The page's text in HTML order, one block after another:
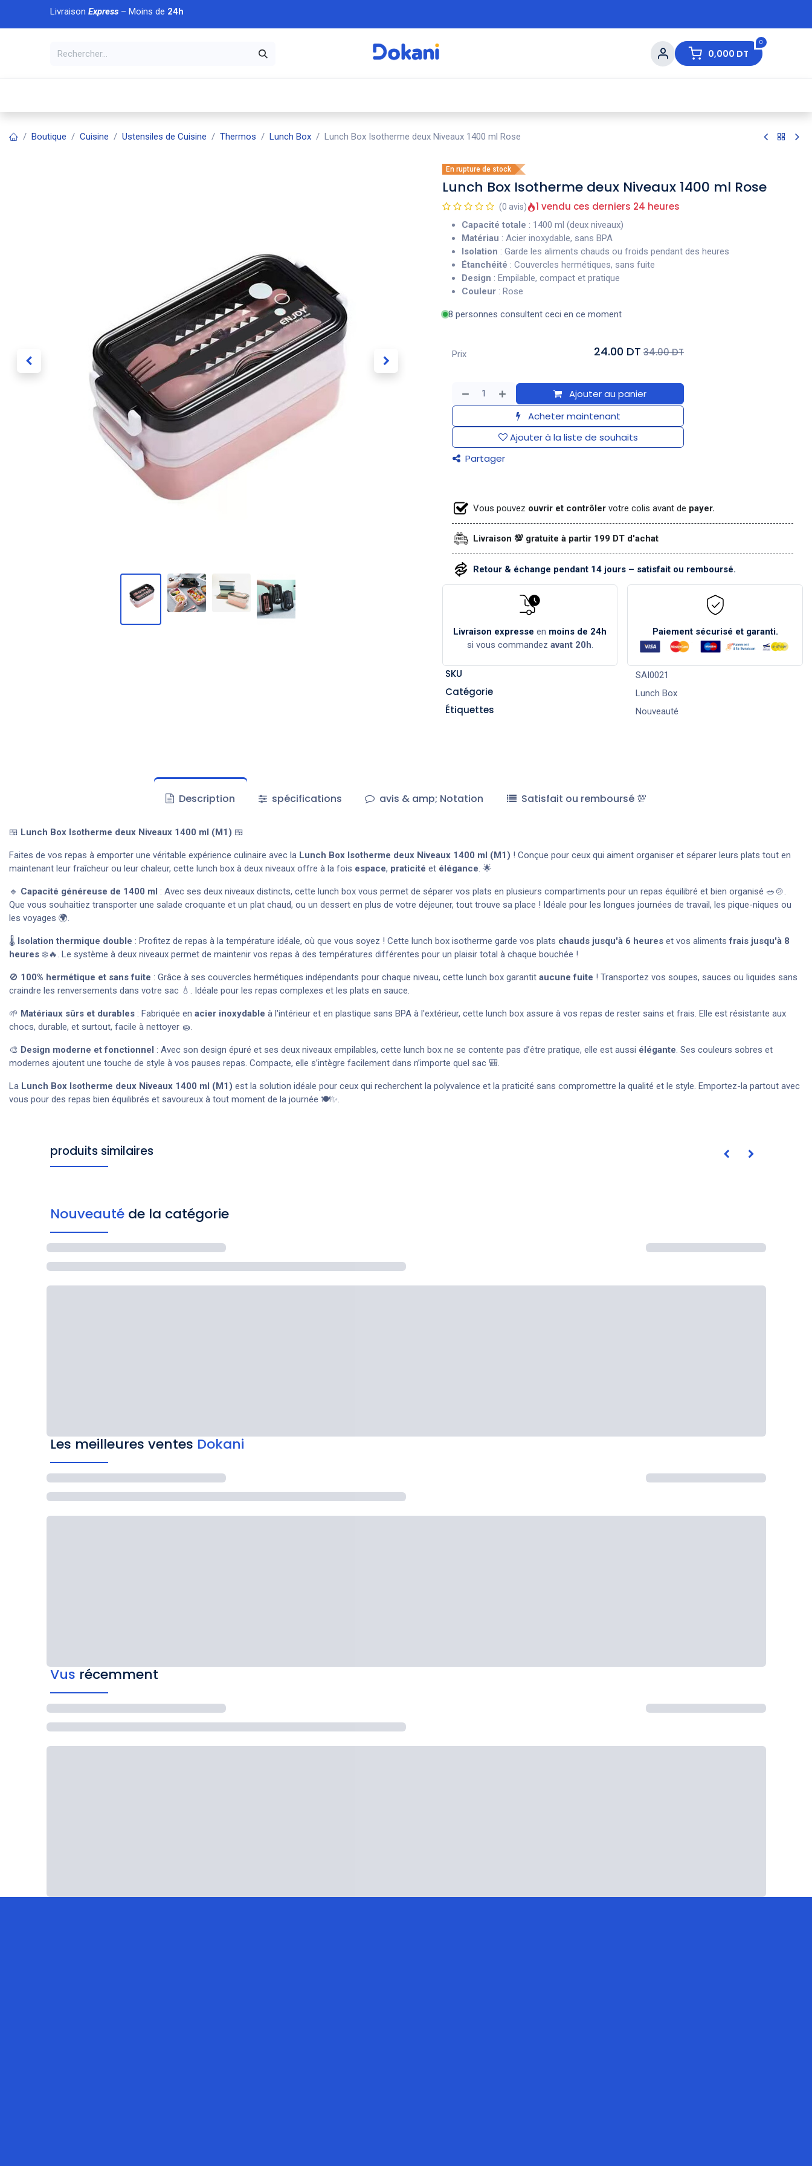
Se rendre au contenu
Livraison Express– Moins de 24h
0
0,000 DT
À DÉCOUVRIR
Boutique Cuisine Ustensiles de Cuisine Thermos Lunch Box Lunch Box Isotherme deux Niveaux 1400 ml Rose
En rupture de stock
Lunch Box Isotherme deux Niveaux 1400 ml Rose
(0 avis) 1 vendu ces derniers 24 heures
Capacité totale : 1400 ml (deux niveaux)
Matériau : Acier inoxydable, sans BPA
Isolation : Garde les aliments chauds ou froids pendant des heures
Étanchéité : Couvercles hermétiques, sans fuite
Design : Empilable, compact et pratique
Couleur : Rose
8 personnes consultent ceci en ce moment
Ajouter au panier
Acheter maintenant
Ajouter à la liste de souhaits
Partager
Prix 24.00 DT 34.00 DT
Vous pouvez ouvrir et contrôler votre colis avant de payer.
Livraison 💯 gratuite à partir 199 DT d'achat
Retour & échange pendant 14 jours – satisfait ou remboursé.
Livraison expresse en moins de 24h
si vous commandez avant 20h.
Paiement sécurisé et garanti.
SKU SAI0021
Catégorie Lunch Box
Étiquettes Nouveauté
Description spécifications avis & amp; Notation Satisfait ou remboursé 💯
🍱 Lunch Box Isotherme deux Niveaux 1400 ml (M1) 🍱
Faites de vos repas à emporter une véritable expérience culinaire avec la Lunch Box Isotherme deux Niveaux 1400 ml (M1) ! Conçue pour ceux qui aiment organiser et séparer leurs plats tout en
maintenant leur fraîcheur ou leur chaleur, cette lunch box à deux niveaux offre à la fois espace, praticité et élégance. 🌟
🔹 Capacité généreuse de 1400 ml : Avec ses deux niveaux distincts, cette lunch box vous permet de séparer vos plats en plusieurs compartiments pour un repas équilibré et bien organisé 🥗🍲.
Que vous souhaitiez transporter une salade croquante et un plat chaud, ou un dessert en plus de votre déjeuner, tout trouve sa place ! Idéale pour les longues journées de travail, les pique-niques ou
les voyages 🌍.
🌡️ Isolation thermique double : Profitez de repas à la température idéale, où que vous soyez ! Cette lunch box isotherme garde vos plats chauds jusqu'à 6 heures et vos alimentsfrais jusqu'à 8
heures ❄️🔥. Le système à deux niveaux permet de maintenir vos repas à des températures différentes pour un plaisir total à chaque bouchée !
🚫 100% hermétique et sans fuite : Grâce à ses couvercles hermétiques indépendants pour chaque niveau, cette lunch box garantit aucune fuite ! Transportez vos soupes, sauces ou liquides sans
craindre les renversements dans votre sac 💧. Idéale pour les repas complexes et les plats en sauce.
🌱 Matériaux sûrs et durables : Fabriquée en acier inoxydable à l'intérieur et en plastique sans BPA à l'extérieur, cette lunch box assure à vos repas de rester sains et frais. Elle est résistante aux
chocs, durable, et surtout, facile à nettoyer 🧽.
🎨 Design moderne et fonctionnel : Avec son design épuré et ses deux niveaux empilables, cette lunch box ne se contente pas d’être pratique, elle est aussi élégante. Ses couleurs sobres et
modernes ajoutent une touche de style à vos pauses repas. Compacte, elle s’intègre facilement dans n’importe quel sac 🎒.
La Lunch Box Isotherme deux Niveaux 1400 ml (M1) est la solution idéale pour ceux qui recherchent la polyvalence et la praticité sans compromettre la qualité et le style. Emportez-la partout avec
vous pour des repas bien équilibrés et savoureux à tout moment de la journée 🍽️✨.
produits similaires
Nouveauté de la catégorie
Les meilleures ventes Dokani
Vus récemment